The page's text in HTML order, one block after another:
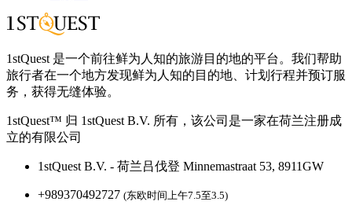
1stQuest 是一个前往鲜为人知的旅游目的地的平台。我们帮助
旅行者在一个地方发现鲜为人知的目的地、计划行程并预订服
务，获得无缝体验。
1stQuest™ 归 1stQuest B.V. 所有，该公司是一家在荷兰注册成
立的有限公司
1stQuest B.V. - 荷兰吕伐登 Minnemastraat 53, 8911GW
+989370492727 (东欧时间上午7.5至3.5)